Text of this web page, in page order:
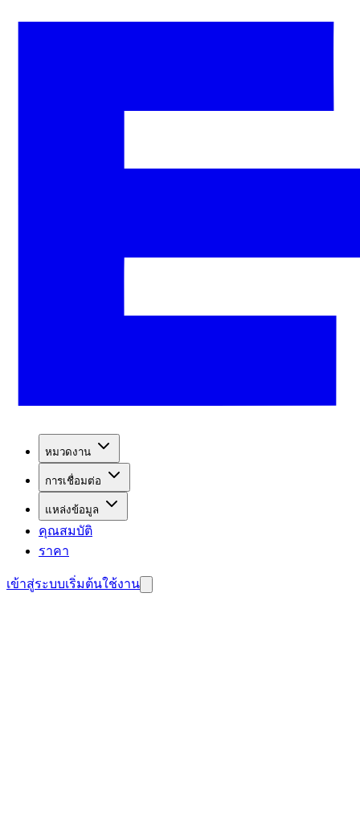
หมวดงาน
การเชื่อมต่อ
แหล่งข้อมูล
คุณสมบัติ
ราคา
เข้าสู่ระบบเริ่มต้นใช้งาน